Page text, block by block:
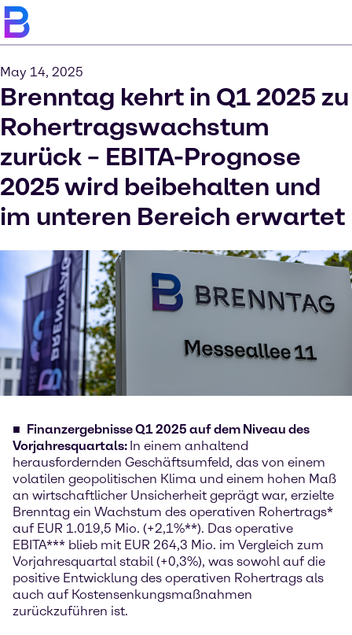
May 14, 2025
Brenntag kehrt in Q1 2025 zu
Rohertragswachstum
zurück – EBITA-Prognose
2025 wird beibehalten und
im unteren Bereich erwartet
Finanzergebnisse Q1 2025 auf dem Niveau des
Vorjahresquartals: In einem anhaltend
herausfordernden Geschäftsumfeld, das von einem
volatilen geopolitischen Klima und einem hohen Maß
an wirtschaftlicher Unsicherheit geprägt war, erzielte
Brenntag ein Wachstum des operativen Rohertrags*
auf EUR 1.019,5 Mio. (+2,1%**). Das operative
EBITA*** blieb mit EUR 264,3 Mio. im Vergleich zum
Vorjahresquartal stabil (+0,3%), was sowohl auf die
positive Entwicklung des operativen Rohertrags als
auch auf Kostensenkungsmaßnahmen
zurückzuführen ist.